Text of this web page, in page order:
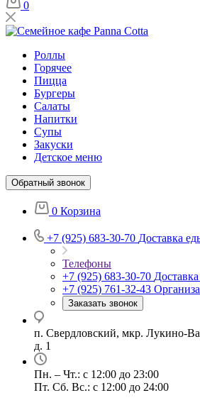
0
Роллы
Горячее
Пицца
Бургеры
Салаты
Напитки
Супы
Закуски
Детское меню
Обратный звонок
0 Корзина
+7 (925) 683-30-70 Доставка
Телефоны
+7 (925) 683-30-70
+7 (925) 761-32-43
Заказать звонок
п. Свердловский, мкр. Лукино-
д. 1
Пн. – Чт.: с 12:00 до 23:00
Пт. Сб. Вс.: с 12:00 до 24:00